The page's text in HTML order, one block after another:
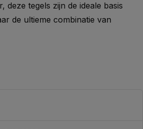
tegels zijn de ideale basis
de ultieme combinatie van